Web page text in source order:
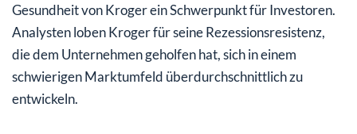
Gesundheit von Kroger ein Schwerpunkt für Investoren.
Analysten loben Kroger für seine Rezessionsresistenz,
die dem Unternehmen geholfen hat, sich in einem
schwierigen Marktumfeld überdurchschnittlich zu
entwickeln.